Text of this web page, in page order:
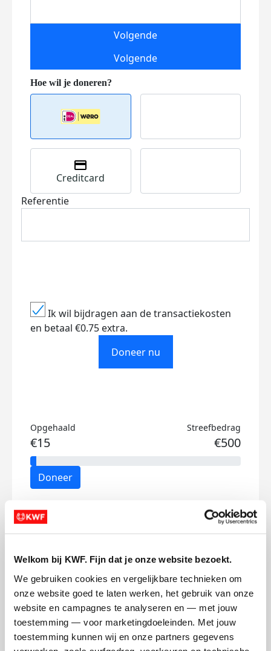
Welkom bij KWF. Fijn dat je onze website bezoekt.
We gebruiken cookies en vergelijkbare technieken om
onze website goed te laten werken, het gebruik van onze
website en campagnes te analyseren en — met jouw
toestemming — voor marketingdoeleinden. Met jouw
toestemming kunnen wij en onze partners gegevens
Volgende
Volgende
Creditcard
Referentie
Ik wil bijdragen aan de transactiekosten
en betaal €0.75 extra.
Doneer nu
Opgehaald
€15
Streefbedrag
€500
Doneer